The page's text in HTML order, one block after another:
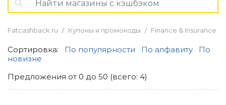
Fatcashback.ru Купоны и промокоды Finance & Insurance
Сортировка: По популярности По алфавиту
По
новизне
Предложения от 0 до 50 (всего: 4)